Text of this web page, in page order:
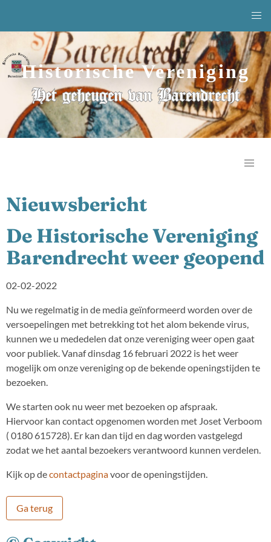
Historische Vereniging
Het geheugen van Barendrecht
Nieuwsbericht
De Historische Vereniging
Barendrecht weer geopend
02-02-2022
Nu we regelmatig in de media geïnformeerd worden over de
versoepelingen met betrekking tot het alom bekende virus,
kunnen we u mededelen dat onze vereniging weer open gaat
voor publiek. Vanaf dinsdag 16 februari 2022 is het weer
mogelijk om onze vereniging op de bekende openingstijden te
bezoeken.
We starten ook nu weer met bezoeken op afspraak.
Hiervoor kan contact opgenomen worden met Joset Verboom
( 0180 615728). Er kan dan tijd en dag worden vastgelegd
zodat we het aantal bezoekers verantwoord kunnen verdelen.
Kijk op decontactpaginavoor de openingstijden.
Ga terug